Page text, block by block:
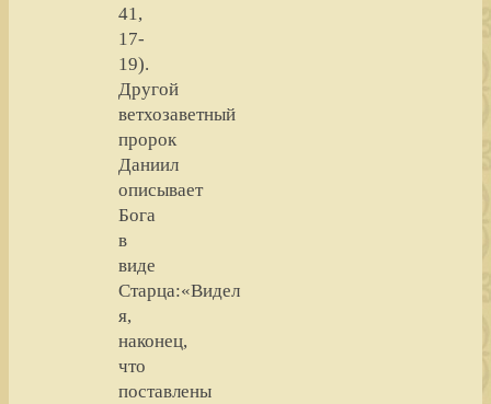
41,
17-
19).
Другой
ветхозаветный
пророк
Даниил
описывает
Бога
в
виде
Старца:«Видел
я,
наконец,
что
поставлены